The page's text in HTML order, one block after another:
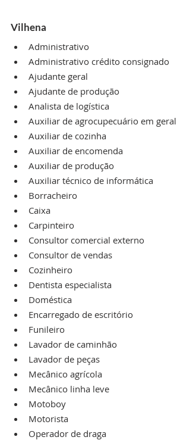
Vilhena
Administrativo
Administrativo crédito consignado
Ajudante geral
Ajudante de produção
Analista de logística
Auxiliar de agrocupecuário em geral
Auxiliar de cozinha
Auxiliar de encomenda
Auxiliar de produção
Auxiliar técnico de informática
Borracheiro
Caixa
Carpinteiro
Consultor comercial externo
Consultor de vendas
Cozinheiro
Dentista especialista
Doméstica
Encarregado de escritório
Funileiro
Lavador de caminhão
Lavador de peças
Mecânico agrícola
Mecânico linha leve
Motoboy
Motorista
Operador de draga